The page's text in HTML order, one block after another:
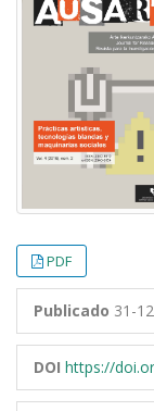
PDF
Publicado 31-
DOI https://